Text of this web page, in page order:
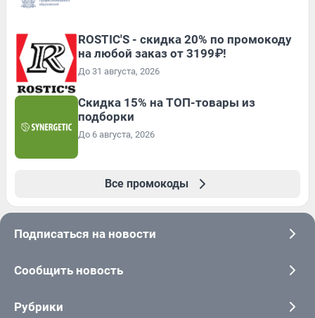
ROSTIC'S - скидка 20% по промокоду
на любой заказ от 3199₽!
До 31 августа, 2026
Скидка 15% на ТОП-товары из
подборки
До 6 августа, 2026
Все промокоды
Подписаться на новости
Сообщить новость
Рубрики